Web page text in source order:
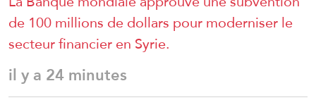
de 100 millions de dollars pour moderniser le
secteur financier en Syrie.
il y a 24 minutes